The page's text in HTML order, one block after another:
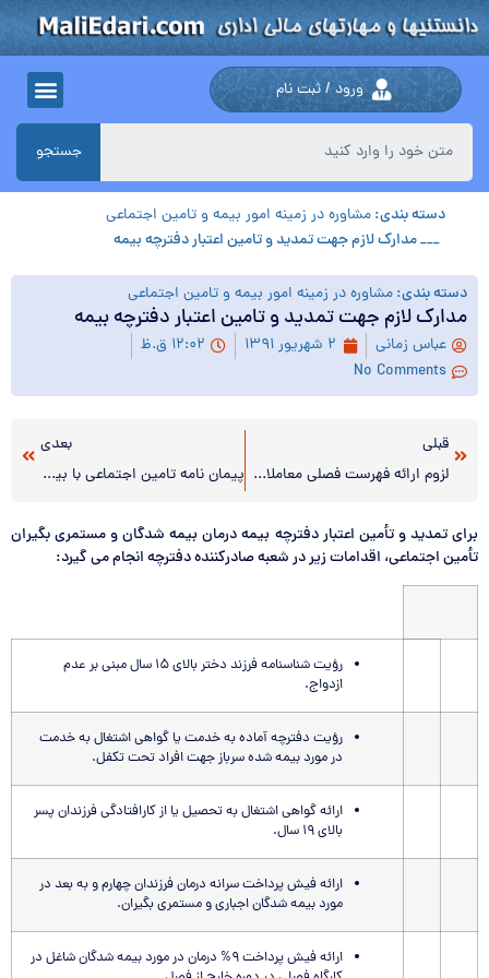
ورود / ثبت نام
جستجو
دسته بندی:مشاوره در زمینه امور بیمه و تامین اجتماعی
___ مدارک لازم جهت تمدید و تامین اعتبار دفترچه بیمه
دسته بندی:مشاوره در زمینه امور بیمه و تامین اجتماعی
مدارک لازم جهت تمدید و تامین اعتبار دفترچه بیمه
عباس زمانی ۲ شهریور ۱۳۹۱
۱۲:۰۲ ق.ظ
No Comments
قبلی
لزوم ارائه فهرست فصلی معاملات اشخاص حقیقی و حقوقی به سازمان امور مالیاتی
بعدی
پیمان نامه تامین اجتماعی با بیمه شدگان
برای تمدید و تأمین اعتبار دفترچه بیمه درمان بیمه شدگان و مستمری بگیران
تأمین اجتماعی، اقدامات زیر در شعبه صادرکننده دفترچه انجام می گیرد:
رؤیت شناسنامه فرزند دختر بالای ۱۵ سال مبنی بر عدم
ازدواج.
رؤیت دفترچه آماده به خدمت یا گواهی اشتغال به خدمت
در مورد بیمه شده سرباز جهت افراد تحت تکفل.
ارائه گواهی اشتغال به تحصیل یا از کارافتادگی فرزندان پسر
بالای ۱۹ سال.
ارائه فیش پرداخت سرانه درمان فرزندان چهارم و به بعد در
مورد بیمه شدگان اجباری و مستمری بگیران.
ارائه فیش پرداخت ۹% درمان در مورد بیمه شدگان شاغل در